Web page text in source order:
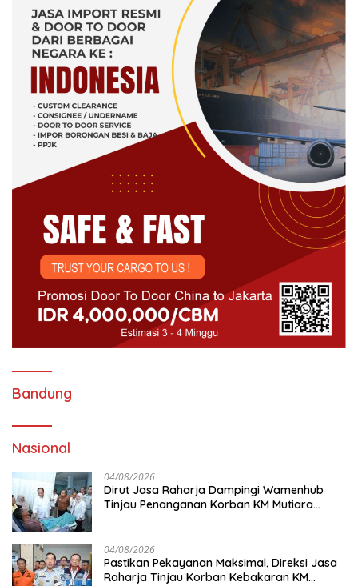
Bandung
Nasional
04/08/2026
Dirut Jasa Raharja Dampingi Wamenhub
Tinjau Penanganan Korban KM Mutiara
04/08/2026
Pastikan Pekayanan Maksimal, Direksi Jasa
Raharja Tinjau Korban Kebakaran KM